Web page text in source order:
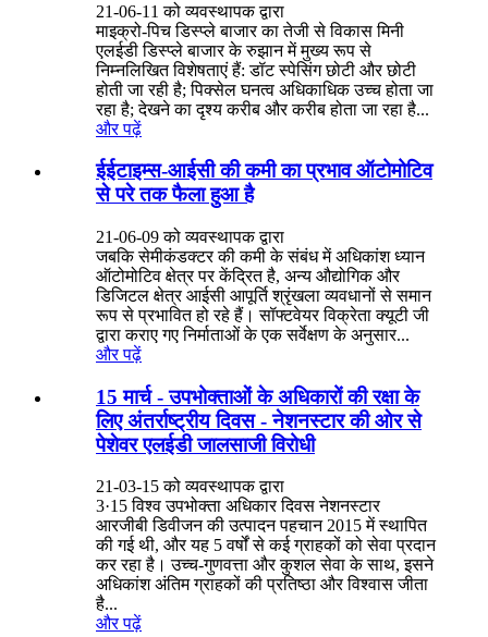
21-06-11 को व्यवस्थापक द्वारा
माइक्रो-पिच डिस्प्ले बाजार का तेजी से विकास मिनी
एलईडी डिस्प्ले बाजार के रुझान में मुख्य रूप से
निम्नलिखित विशेषताएं हैं: डॉट स्पेसिंग छोटी और छोटी
होती जा रही है; पिक्सेल घनत्व अधिकाधिक उच्च होता जा
रहा है; देखने का दृश्य करीब और करीब होता जा रहा है...
और पढ़ें
ईईटाइम्स-आईसी की कमी का प्रभाव ऑटोमोटिव
से परे तक फैला हुआ है
21-06-09 को व्यवस्थापक द्वारा
जबकि सेमीकंडक्टर की कमी के संबंध में अधिकांश ध्यान
ऑटोमोटिव क्षेत्र पर केंद्रित है, अन्य औद्योगिक और
डिजिटल क्षेत्र आईसी आपूर्ति श्रृंखला व्यवधानों से समान
रूप से प्रभावित हो रहे हैं। सॉफ्टवेयर विक्रेता क्यूटी जी
द्वारा कराए गए निर्माताओं के एक सर्वेक्षण के अनुसार...
और पढ़ें
15 मार्च - उपभोक्ताओं के अधिकारों की रक्षा के
लिए अंतर्राष्ट्रीय दिवस - नेशनस्टार की ओर से
पेशेवर एलईडी जालसाजी विरोधी
21-03-15 को व्यवस्थापक द्वारा
3·15 विश्व उपभोक्ता अधिकार दिवस नेशनस्टार
आरजीबी डिवीजन की उत्पादन पहचान 2015 में स्थापित
की गई थी, और यह 5 वर्षों से कई ग्राहकों को सेवा प्रदान
कर रहा है। उच्च-गुणवत्ता और कुशल सेवा के साथ, इसने
अधिकांश अंतिम ग्राहकों की प्रतिष्ठा और विश्वास जीता
है...
और पढ़ें